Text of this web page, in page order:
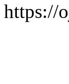
https://